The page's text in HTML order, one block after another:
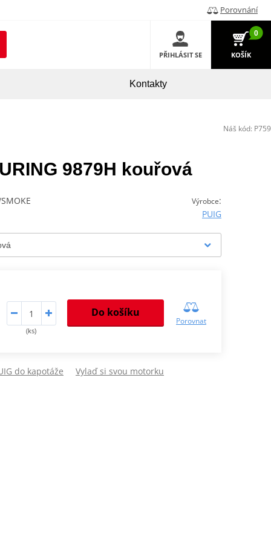
Porovnání
PŘIHLÁSIT SE
0
KOŠÍK
Kontakty
9879H kouřová
Výrobce:
PUIG
(ks)
Do košíku
Porovnat
do kapotáže Vylaď si svou motorku
Náš kód: P759